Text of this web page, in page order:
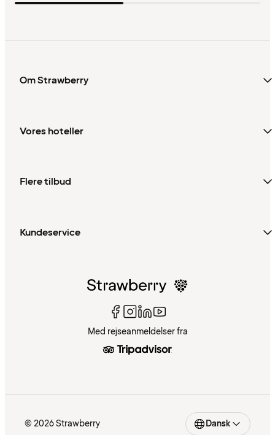
Om Strawberry
Vores hoteller
Flere tilbud
Kundeservice
Med rejseanmeldelser fra
© 2026 Strawberry Dansk